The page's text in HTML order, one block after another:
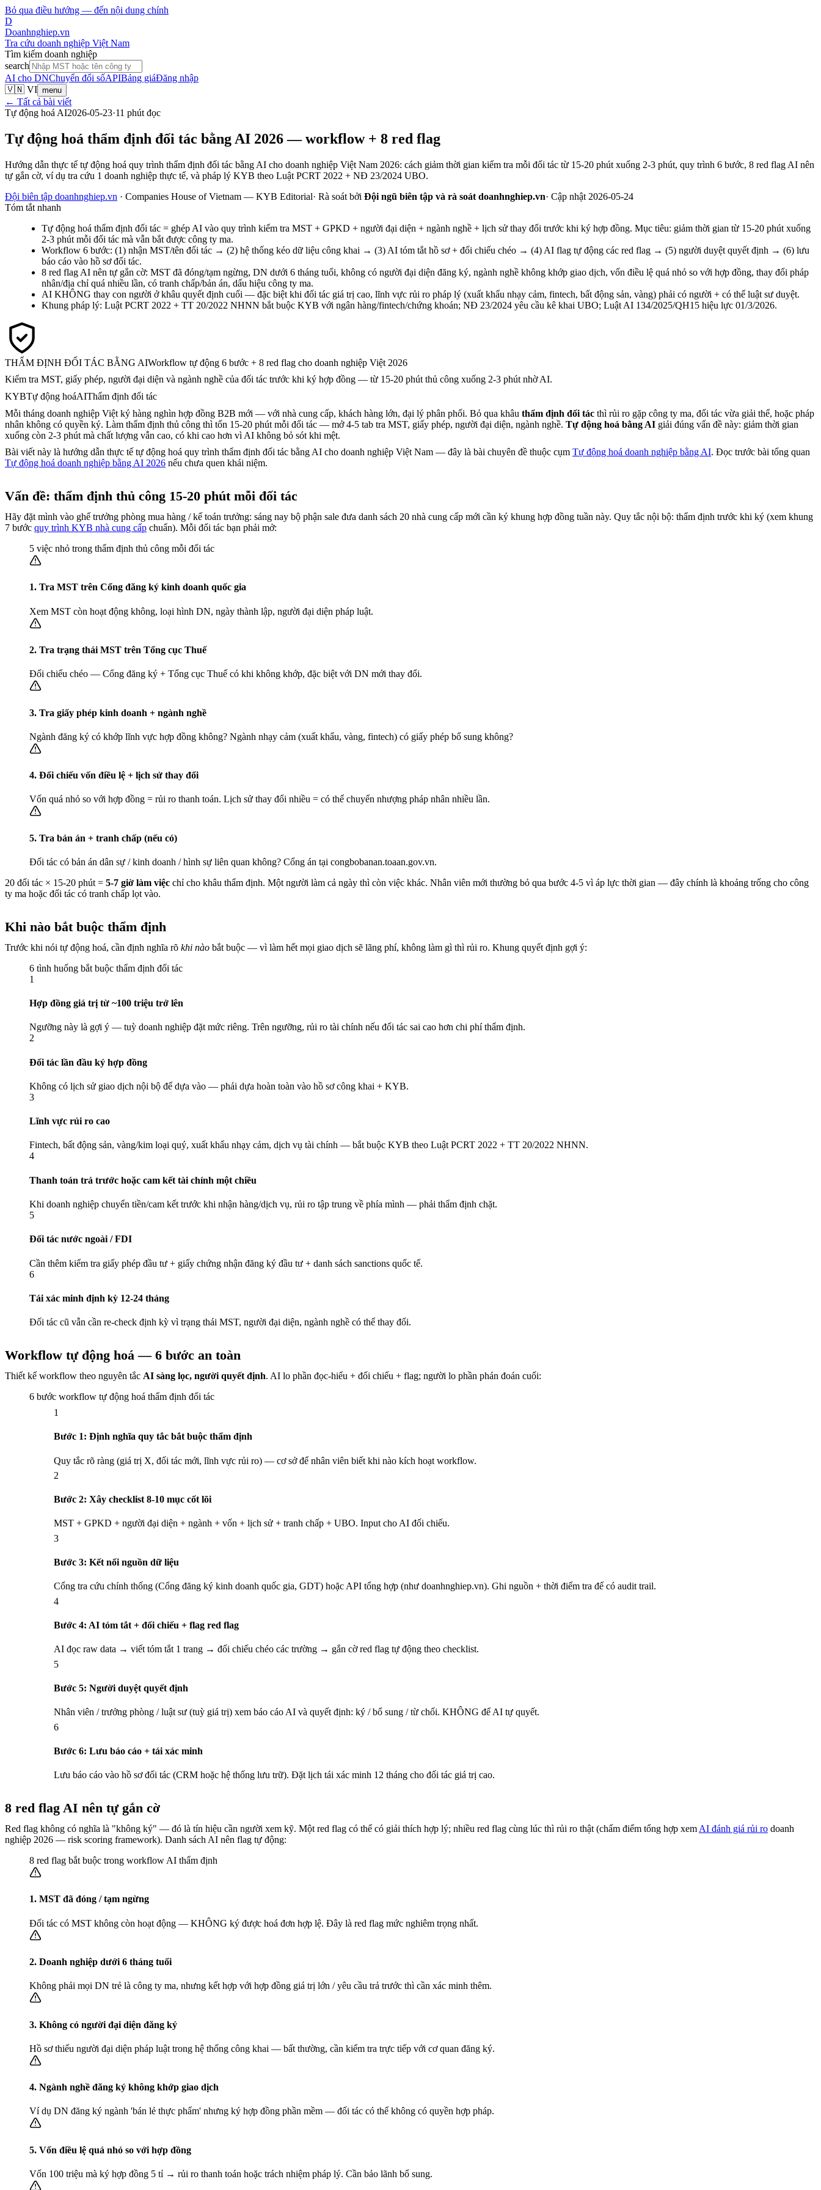
Bỏ qua điều hướng — đến nội dung chính
D
Doanhnghiep.vn
Tra cứu doanh nghiệp Việt Nam
Tìm kiếm doanh nghiệp
search
AI cho DNChuyển đổi sốAPIBảng giáĐăng nhập
🇻🇳 VI menu
← Tất cả bài viết
Tự động hoá AI2026-05-23·11 phút đọc
Tự động hoá thẩm định đối tác bằng AI 2026 — workflow + 8 red flag
Hướng dẫn thực tế tự động hoá quy trình thẩm định đối tác bằng AI cho doanh nghiệp Việt Nam 2026: cách giảm thời gian kiểm tra mỗi đối tác từ 15-20 phút xuống 2-3 phút, quy trình 6 bước, 8 red flag AI nên
tự gắn cờ, ví dụ tra cứu 1 doanh nghiệp thực tế, và pháp lý KYB theo Luật PCRT 2022 + NĐ 23/2024 UBO.
Đội biên tập doanhnghiep.vn · Companies House of Vietnam — KYB Editorial· Rà soát bởi Đội ngũ biên tập và rà soát doanhnghiep.vn· Cập nhật 2026-05-24
Tóm tắt nhanh
Tự động hoá thẩm định đối tác = ghép AI vào quy trình kiểm tra MST + GPKD + người đại diện + ngành nghề + lịch sử thay đổi trước khi ký hợp đồng. Mục tiêu: giảm thời gian từ 15-20 phút xuống
2-3 phút mỗi đối tác mà vẫn bắt được công ty ma.
Workflow 6 bước: (1) nhận MST/tên đối tác → (2) hệ thống kéo dữ liệu công khai → (3) AI tóm tắt hồ sơ + đối chiếu chéo → (4) AI flag tự động các red flag → (5) người duyệt quyết định → (6) lưu
báo cáo vào hồ sơ đối tác.
8 red flag AI nên tự gắn cờ: MST đã đóng/tạm ngừng, DN dưới 6 tháng tuổi, không có người đại diện đăng ký, ngành nghề không khớp giao dịch, vốn điều lệ quá nhỏ so với hợp đồng, thay đổi pháp
nhân/địa chỉ quá nhiều lần, có tranh chấp/bản án, dấu hiệu công ty ma.
AI KHÔNG thay con người ở khâu quyết định cuối — đặc biệt khi đối tác giá trị cao, lĩnh vực rủi ro pháp lý (xuất khẩu nhạy cảm, fintech, bất động sản, vàng) phải có người + có thể luật sư duyệt.
Khung pháp lý: Luật PCRT 2022 + TT 20/2022 NHNN bắt buộc KYB với ngân hàng/fintech/chứng khoán; NĐ 23/2024 yêu cầu kê khai UBO; Luật AI 134/2025/QH15 hiệu lực 01/3/2026.
THẨM ĐỊNH ĐỐI TÁC BẰNG AIWorkflow tự động 6 bước + 8 red flag cho doanh nghiệp Việt 2026
Kiểm tra MST, giấy phép, người đại diện và ngành nghề của đối tác trước khi ký hợp đồng — từ 15-20 phút thủ công xuống 2-3 phút nhờ AI.
KYBTự động hoáAIThẩm định đối tác
Mỗi tháng doanh nghiệp Việt ký hàng nghìn hợp đồng B2B mới — với nhà cung cấp, khách hàng lớn, đại lý phân phối. Bỏ qua khâu thẩm định đối tác thì rủi ro gặp công ty ma, đối tác vừa giải thể, hoặc pháp
nhân không có quyền ký. Làm thẩm định thủ công thì tốn 15-20 phút mỗi đối tác — mở 4-5 tab tra MST, giấy phép, người đại diện, ngành nghề. Tự động hoá bằng AI giải đúng vấn đề này: giảm thời gian
xuống còn 2-3 phút mà chất lượng vẫn cao, có khi cao hơn vì AI không bỏ sót khi mệt.
Bài viết này là hướng dẫn thực tế tự động hoá quy trình thẩm định đối tác bằng AI cho doanh nghiệp Việt Nam — đây là bài chuyên đề thuộc cụm Tự động hoá doanh nghiệp bằng AI. Đọc trước bài tổng quan
Tự động hoá doanh nghiệp bằng AI 2026 nếu chưa quen khái niệm.
Vấn đề: thẩm định thủ công 15-20 phút mỗi đối tác
Hãy đặt mình vào ghế trưởng phòng mua hàng / kế toán trưởng: sáng nay bộ phận sale đưa danh sách 20 nhà cung cấp mới cần ký khung hợp đồng tuần này. Quy tắc nội bộ: thẩm định trước khi ký (xem khung
7 bước quy trình KYB nhà cung cấp chuẩn). Mỗi đối tác bạn phải mở:
5 việc nhỏ trong thẩm định thủ công mỗi đối tác
1. Tra MST trên Cổng đăng ký kinh doanh quốc gia
Xem MST còn hoạt động không, loại hình DN, ngày thành lập, người đại diện pháp luật.
2. Tra trạng thái MST trên Tổng cục Thuế
Đối chiếu chéo — Cổng đăng ký + Tổng cục Thuế có khi không khớp, đặc biệt với DN mới thay đổi.
3. Tra giấy phép kinh doanh + ngành nghề
Ngành đăng ký có khớp lĩnh vực hợp đồng không? Ngành nhạy cảm (xuất khẩu, vàng, fintech) có giấy phép bổ sung không?
4. Đối chiếu vốn điều lệ + lịch sử thay đổi
Vốn quá nhỏ so với hợp đồng = rủi ro thanh toán. Lịch sử thay đổi nhiều = có thể chuyển nhượng pháp nhân nhiều lần.
5. Tra bản án + tranh chấp (nếu có)
Đối tác có bản án dân sự / kinh doanh / hình sự liên quan không? Cổng án tại congbobanan.toaan.gov.vn.
20 đối tác × 15-20 phút = 5-7 giờ làm việc chỉ cho khâu thẩm định. Một người làm cả ngày thì còn việc khác. Nhân viên mới thường bỏ qua bước 4-5 vì áp lực thời gian — đây chính là khoảng trống cho công
ty ma hoặc đối tác có tranh chấp lọt vào.
Khi nào bắt buộc thẩm định
Trước khi nói tự động hoá, cần định nghĩa rõ khi nào bắt buộc — vì làm hết mọi giao dịch sẽ lãng phí, không làm gì thì rủi ro. Khung quyết định gợi ý:
6 tình huống bắt buộc thẩm định đối tác
1
Hợp đồng giá trị từ ~100 triệu trở lên
Ngưỡng này là gợi ý — tuỳ doanh nghiệp đặt mức riêng. Trên ngưỡng, rủi ro tài chính nếu đối tác sai cao hơn chi phí thẩm định.
2
Đối tác lần đầu ký hợp đồng
Không có lịch sử giao dịch nội bộ để dựa vào — phải dựa hoàn toàn vào hồ sơ công khai + KYB.
3
Lĩnh vực rủi ro cao
Fintech, bất động sản, vàng/kim loại quý, xuất khẩu nhạy cảm, dịch vụ tài chính — bắt buộc KYB theo Luật PCRT 2022 + TT 20/2022 NHNN.
4
Thanh toán trả trước hoặc cam kết tài chính một chiều
Khi doanh nghiệp chuyển tiền/cam kết trước khi nhận hàng/dịch vụ, rủi ro tập trung về phía mình — phải thẩm định chặt.
5
Đối tác nước ngoài / FDI
Cần thêm kiểm tra giấy phép đầu tư + giấy chứng nhận đăng ký đầu tư + danh sách sanctions quốc tế.
6
Tái xác minh định kỳ 12-24 tháng
Đối tác cũ vẫn cần re-check định kỳ vì trạng thái MST, người đại diện, ngành nghề có thể thay đổi.
Workflow tự động hoá — 6 bước an toàn
Thiết kế workflow theo nguyên tắc AI sàng lọc, người quyết định. AI lo phần đọc-hiểu + đối chiếu + flag; người lo phần phán đoán cuối:
6 bước workflow tự động hoá thẩm định đối tác
1
Bước 1: Định nghĩa quy tắc bắt buộc thẩm định
Quy tắc rõ ràng (giá trị X, đối tác mới, lĩnh vực rủi ro) — cơ sở để nhân viên biết khi nào kích hoạt workflow.
2
Bước 2: Xây checklist 8-10 mục cốt lõi
MST + GPKD + người đại diện + ngành + vốn + lịch sử + tranh chấp + UBO. Input cho AI đối chiếu.
3
Bước 3: Kết nối nguồn dữ liệu
Cổng tra cứu chính thống (Cổng đăng ký kinh doanh quốc gia, GDT) hoặc API tổng hợp (như doanhnghiep.vn). Ghi nguồn + thời điểm tra để có audit trail.
4
Bước 4: AI tóm tắt + đối chiếu + flag red flag
AI đọc raw data → viết tóm tắt 1 trang → đối chiếu chéo các trường → gắn cờ red flag tự động theo checklist.
5
Bước 5: Người duyệt quyết định
Nhân viên / trưởng phòng / luật sư (tuỳ giá trị) xem báo cáo AI và quyết định: ký / bổ sung / từ chối. KHÔNG để AI tự quyết.
6
Bước 6: Lưu báo cáo + tái xác minh
Lưu báo cáo vào hồ sơ đối tác (CRM hoặc hệ thống lưu trữ). Đặt lịch tái xác minh 12 tháng cho đối tác giá trị cao.
8 red flag AI nên tự gắn cờ
Red flag không có nghĩa là "không ký" — đó là tín hiệu cần người xem kỹ. Một red flag có thể có giải thích hợp lý; nhiều red flag cùng lúc thì rủi ro thật (chấm điểm tổng hợp xem AI đánh giá rủi ro doanh
nghiệp 2026 — risk scoring framework). Danh sách AI nên flag tự động:
8 red flag bắt buộc trong workflow AI thẩm định
1. MST đã đóng / tạm ngừng
Đối tác có MST không còn hoạt động — KHÔNG ký được hoá đơn hợp lệ. Đây là red flag mức nghiêm trọng nhất.
2. Doanh nghiệp dưới 6 tháng tuổi
Không phải mọi DN trẻ là công ty ma, nhưng kết hợp với hợp đồng giá trị lớn / yêu cầu trả trước thì cần xác minh thêm.
3. Không có người đại diện đăng ký
Hồ sơ thiếu người đại diện pháp luật trong hệ thống công khai — bất thường, cần kiểm tra trực tiếp với cơ quan đăng ký.
4. Ngành nghề đăng ký không khớp giao dịch
Ví dụ DN đăng ký ngành 'bán lẻ thực phẩm' nhưng ký hợp đồng phần mềm — đối tác có thể không có quyền hợp pháp.
5. Vốn điều lệ quá nhỏ so với hợp đồng
Vốn 100 triệu mà ký hợp đồng 5 tỉ → rủi ro thanh toán hoặc trách nhiệm pháp lý. Cần bảo lãnh bổ sung.